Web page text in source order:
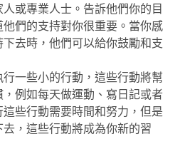
或專業人士。告訴他們你的目
們的支持對你很重要。當你感
去時，他們可以給你鼓勵和支
行一些小的行動，這些行動將幫
例如每天做運動、寫日記或者
些行動需要時間和努力，但是
，這些行動將成為你新的習